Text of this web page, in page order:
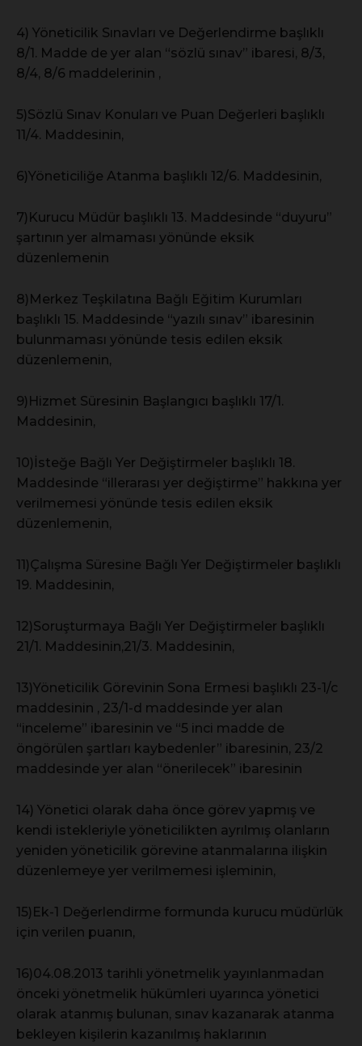
4) Yöneticilik Sınavları ve Değerlendirme başlıklı
8/1. Madde de yer alan “sözlü sınav” ibaresi, 8/3,
8/4, 8/6 maddelerinin ,
5)Sözlü Sınav Konuları ve Puan Değerleri başlıklı
11/4. Maddesinin,
6)Yöneticiliğe Atanma başlıklı 12/6. Maddesinin,
7)Kurucu Müdür başlıklı 13. Maddesinde “duyuru”
şartının yer almaması yönünde eksik
düzenlemenin
8)Merkez Teşkilatına Bağlı Eğitim Kurumları
başlıklı 15. Maddesinde “yazılı sınav” ibaresinin
bulunmaması yönünde tesis edilen eksik
düzenlemenin,
9)Hizmet Süresinin Başlangıcı başlıklı 17/1.
Maddesinin,
10)İsteğe Bağlı Yer Değiştirmeler başlıklı 18.
Maddesinde “illerarası yer değiştirme” hakkına yer
verilmemesi yönünde tesis edilen eksik
düzenlemenin,
11)Çalışma Süresine Bağlı Yer Değiştirmeler başlıklı
19. Maddesinin,
12)Soruşturmaya Bağlı Yer Değiştirmeler başlıklı
21/1. Maddesinin,21/3. Maddesinin,
13)Yöneticilik Görevinin Sona Ermesi başlıklı 23-1/c
maddesinin , 23/1-d maddesinde yer alan
“inceleme” ibaresinin ve “5 inci madde de
öngörülen şartları kaybedenler” ibaresinin, 23/2
maddesinde yer alan “önerilecek” ibaresinin
14) Yönetici olarak daha önce görev yapmış ve
kendi istekleriyle yöneticilikten ayrılmış olanların
yeniden yöneticilik görevine atanmalarına ilişkin
düzenlemeye yer verilmemesi işleminin,
15)Ek-1 Değerlendirme formunda kurucu müdürlük
için verilen puanın,
16)04.08.2013 tarihli yönetmelik yayınlanmadan
önceki yönetmelik hükümleri uyarınca yönetici
olarak atanmış bulunan, sınav kazanarak atanma
bekleyen kişilerin kazanılmış haklarının